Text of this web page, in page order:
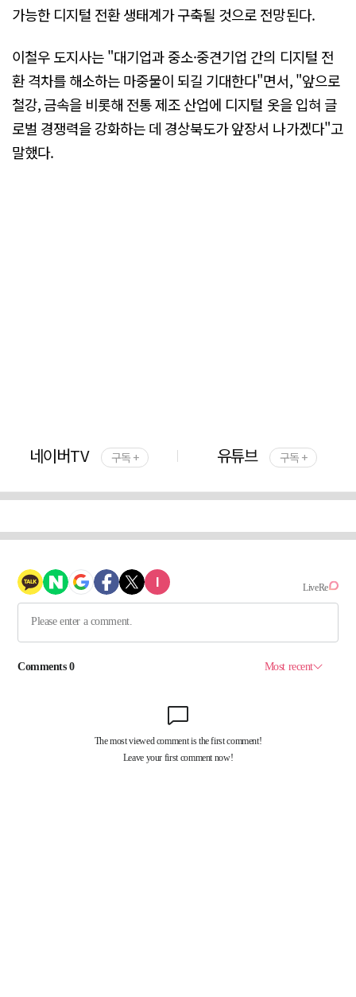
가능한 디지털 전환 생태계가 구축될 것으로 전망된다.
이철우 도지사는 "대기업과 중소·중견기업 간의 디지털 전
환 격차를 해소하는 마중물이 되길 기대한다"면서, "앞으로
철강, 금속을 비롯해 전통 제조 산업에 디지털 옷을 입혀 글
로벌 경쟁력을 강화하는 데 경상북도가 앞장서 나가겠다"고
말했다.
네이버TV 구독 + 유튜브 구독 +